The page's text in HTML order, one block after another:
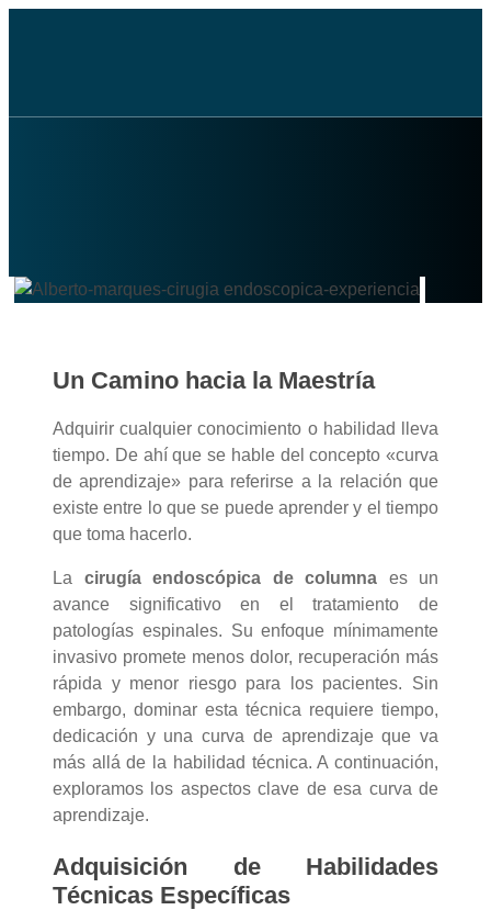
Un Camino hacia la Maestría
Adquirir cualquier conocimiento o habilidad lleva
tiempo. De ahí que se hable del concepto «curva
de aprendizaje» para referirse a la relación que
existe entre lo que se puede aprender y el tiempo
que toma hacerlo.
La cirugía endoscópica de columna es un
avance significativo en el tratamiento de
patologías espinales. Su enfoque mínimamente
invasivo promete menos dolor, recuperación más
rápida y menor riesgo para los pacientes. Sin
embargo, dominar esta técnica requiere tiempo,
dedicación y una curva de aprendizaje que va
más allá de la habilidad técnica. A continuación,
exploramos los aspectos clave de esa curva de
aprendizaje.
Adquisición de Habilidades
Técnicas Específicas